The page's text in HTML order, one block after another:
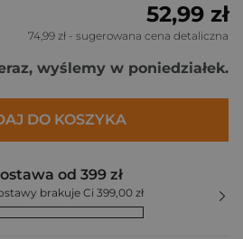
52,99 zł
74,99 zł - sugerowana cena detaliczna
wyślemy w poniedziałek.
DO KOSZYKA
od 399 zł
brakuje Ci 399,00 zł